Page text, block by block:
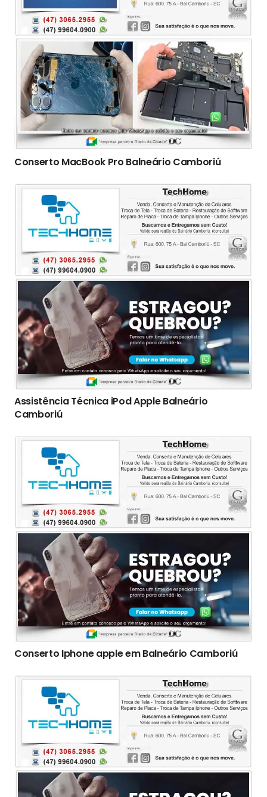
Conserto ‎MacBook Pro Balneário Camboriú
Assistência Técnica iPod Apple Balneário
Camboriú
Conserto Iphone apple em Balneário Camboriú